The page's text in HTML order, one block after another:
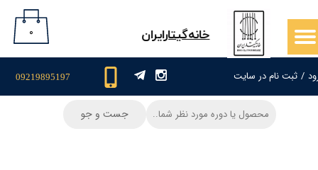
/ ثبت نام در سایت
حساب کاربری من
سفارشات
09219895197
​خانه‌گیتار‌ایران ۰
جست و جو